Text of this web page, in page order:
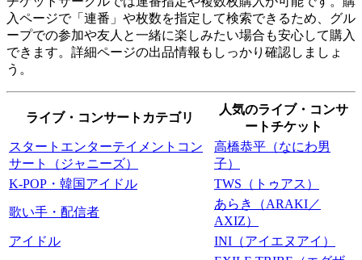
入ページで「連番」や枚数を指定して検索できるため、グル
ープでの参加や友人と一緒に楽しみたい場合も安心して購入
できます。詳細ページの出品情報もしっかり確認しましょ
う。
ライブ・コンサートカテゴリ
人気のライブ・コンサ
ートチケット
スタートエンターテイメントコン
サート（ジャニーズ）
高橋恭平（なにわ男
子）
K-POP・韓国アイドル
TWS（トゥアス）
歌い手・配信者
あらき（ARAKI／
AXIZ）
アイドル
INI（アイエヌアイ）